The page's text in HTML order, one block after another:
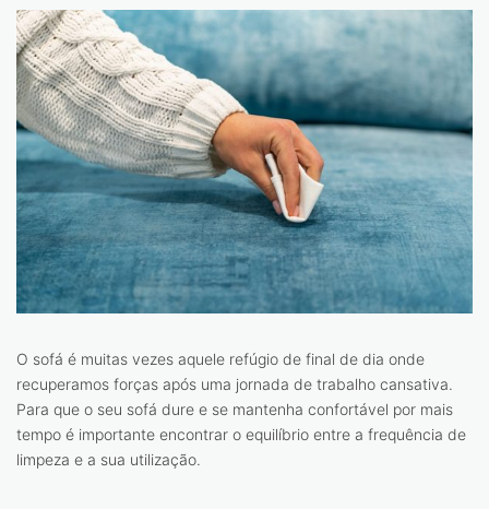
O sofá é muitas vezes aquele refúgio de final de dia onde
recuperamos forças após uma jornada de trabalho cansativa.
Para que o seu sofá dure e se mantenha confortável por mais
tempo é importante encontrar o equilíbrio entre a frequência de
limpeza e a sua utilização.